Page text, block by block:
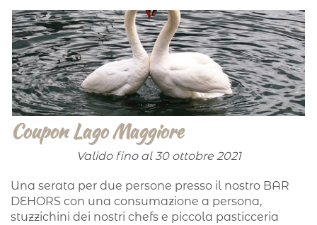
Coupon Lago Maggiore
Valido fino al 30 ottobre 2021
Una serata per due persone presso il nostro BAR
DEHORS con una consumazione a persona,
stuzzichini dei nostri chefs e piccola pasticceria